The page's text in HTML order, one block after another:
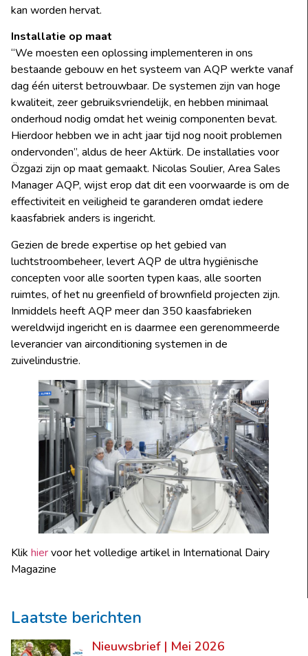
kan worden hervat.
Installatie op maat
“We moesten een oplossing implementeren in ons
bestaande gebouw en het systeem van AQP werkte vanaf
dag één uiterst betrouwbaar. De systemen zijn van hoge
kwaliteit, zeer gebruiksvriendelijk, en hebben minimaal
onderhoud nodig omdat het weinig componenten bevat.
Hierdoor hebben we in acht jaar tijd nog nooit problemen
ondervonden’’, aldus de heer Aktürk. De installaties voor
Özgazi zijn op maat gemaakt. Nicolas Soulier, Area Sales
Manager AQP, wijst erop dat dit een voorwaarde is om de
effectiviteit en veiligheid te garanderen omdat iedere
kaasfabriek anders is ingericht.
Gezien de brede expertise op het gebied van
luchtstroombeheer, levert AQP de ultra hygiënische
concepten voor alle soorten typen kaas, alle soorten
ruimtes, of het nu greenfield of brownfield projecten zijn.
Inmiddels heeft AQP meer dan 350 kaasfabrieken
wereldwijd ingericht en is daarmee een gerenommeerde
leverancier van airconditioning systemen in de
zuivelindustrie.
Klik hiervoor het volledige artikel in International Dairy
Magazine
Laatste berichten
Nieuwsbrief | Mei 2026